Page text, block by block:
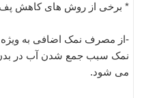
* برخی از روش های کاهش
-از مصرف نمک اضافی به
نمک سبب جمع شدن آب در
می شود.